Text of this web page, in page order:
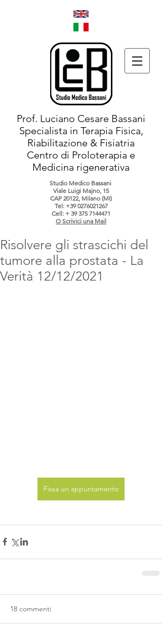
Prof. Luciano Cesare Bassani
Specialista in Terapia Fisica,
Riabilitazione & Fisiatria
Centro di Proloterapia e
Medicina rigenerativa
Studio Medico Bassani
Viale Luigi Majno, 15
CAP 20122, Milano (MI)
Tel: +39 0276021267
Cell: + 39 375 7144471
O Scrivici una Mail
Risolvere gli strascichi del
tumore alla prostata - La
Verità 12/12/2021
Fissa un appuntamento
18 commenti